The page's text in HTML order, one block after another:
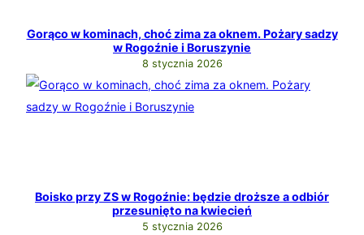
Gorąco w kominach, choć zima za oknem. Pożary sadzy
w Rogoźnie i Boruszynie
8 stycznia 2026
Boisko przy ZS w Rogoźnie: będzie droższe a odbiór
przesunięto na kwiecień
5 stycznia 2026